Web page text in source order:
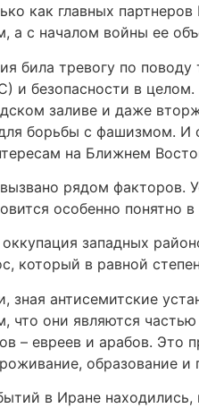
как главных
а с началом войны ее
била тревогу по
и безопасности в
заливе и даже
борьбы с фашизмом. И
на Ближнем
рядом факторов.
особенно понятно
западных
который в равной
зная антисемитские
что они являются
– евреев и арабов. Это
образование и
в Иране